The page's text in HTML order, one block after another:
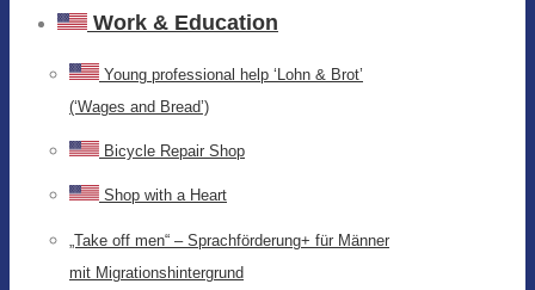
Work & Education
Young professional help ‘Lohn & Brot’
(‘Wages and Bread’)
Bicycle Repair Shop
Shop with a Heart
„Take off men“ – Sprachförderung+ für Männer
mit Migrationshintergrund